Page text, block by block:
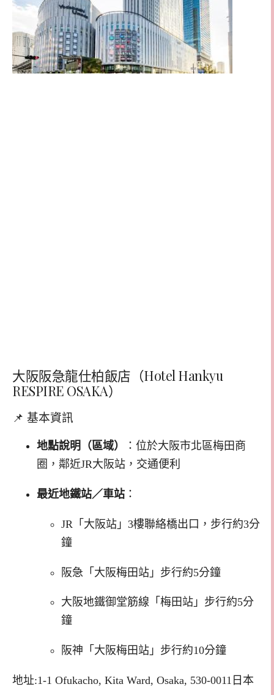
大阪阪急龍仕柏飯店（Hotel Hankyu
RESPIRE OSAKA）
📌 基本資訊
地點說明（區域） ：​ 位於大阪市北區梅田商
圈，鄰近JR大阪站，交通便利
最近地鐵站／車站 ：
JR「大阪站」3樓聯絡橋出口，步行約3分
鐘
阪急「大阪梅田站」步行約5分鐘
大阪地鐵御堂筋線「梅田站」步行約5分
鐘
阪神「大阪梅田站」步行約10分鐘
地址:1-1 Ofukacho, Kita Ward, Osaka, 530-0011日本